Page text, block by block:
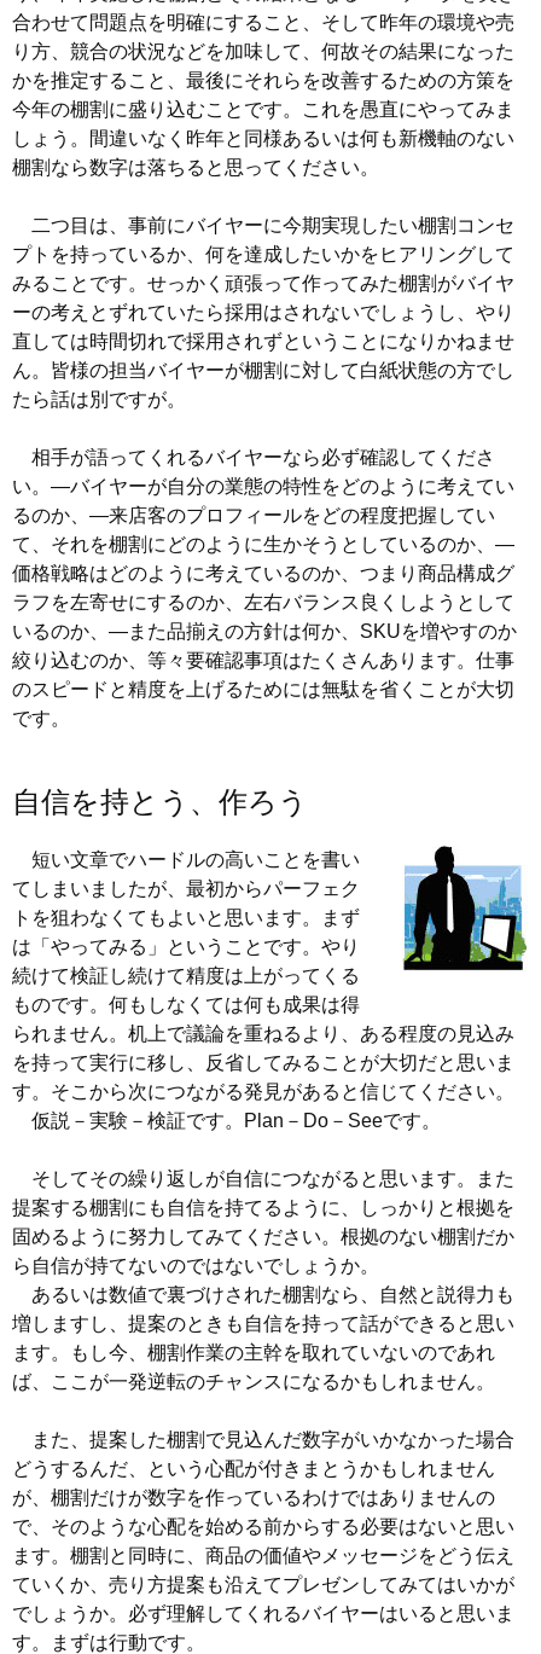
合わせて問題点を明確にすること、そして昨年の環境や売
り方、競合の状況などを加味して、何故その結果になった
かを推定すること、最後にそれらを改善するための方策を
今年の棚割に盛り込むことです。これを愚直にやってみま
しょう。間違いなく昨年と同様あるいは何も新機軸のない
棚割なら数字は落ちると思ってください。
二つ目は、事前にバイヤーに今期実現したい棚割コンセ
プトを持っているか、何を達成したいかをヒアリングして
みることです。せっかく頑張って作ってみた棚割がバイヤ
ーの考えとずれていたら採用はされないでしょうし、やり
直しては時間切れで採用されずということになりかねませ
ん。皆様の担当バイヤーが棚割に対して白紙状態の方でし
たら話は別ですが。
相手が語ってくれるバイヤーなら必ず確認してくださ
い。—バイヤーが自分の業態の特性をどのように考えてい
るのか、—来店客のプロフィールをどの程度把握してい
て、それを棚割にどのように生かそうとしているのか、—
価格戦略はどのように考えているのか、つまり商品構成グ
ラフを左寄せにするのか、左右バランス良くしようとして
いるのか、—また品揃えの方針は何か、SKUを増やすのか
絞り込むのか、等々要確認事項はたくさんあります。仕事
のスピードと精度を上げるためには無駄を省くことが大切
です。
自信を持とう、作ろう
短い文章でハードルの高いことを書い
てしまいましたが、最初からパーフェク
トを狙わなくてもよいと思います。まず
は「やってみる」ということです。やり
続けて検証し続けて精度は上がってくる
ものです。何もしなくては何も成果は得
られません。机上で議論を重ねるより、ある程度の見込み
を持って実行に移し、反省してみることが大切だと思いま
す。そこから次につながる発見があると信じてください。
仮説－実験－検証です。Plan－Do－Seeです。
そしてその繰り返しが自信につながると思います。また
提案する棚割にも自信を持てるように、しっかりと根拠を
固めるように努力してみてください。根拠のない棚割だか
ら自信が持てないのではないでしょうか。
あるいは数値で裏づけされた棚割なら、自然と説得力も
増しますし、提案のときも自信を持って話ができると思い
ます。もし今、棚割作業の主幹を取れていないのであれ
ば、ここが一発逆転のチャンスになるかもしれません。
また、提案した棚割で見込んだ数字がいかなかった場合
どうするんだ、という心配が付きまとうかもしれません
が、棚割だけが数字を作っているわけではありませんの
で、そのような心配を始める前からする必要はないと思い
ます。棚割と同時に、商品の価値やメッセージをどう伝え
ていくか、売り方提案も沿えてプレゼンしてみてはいかが
でしょうか。必ず理解してくれるバイヤーはいると思いま
す。まずは行動です。